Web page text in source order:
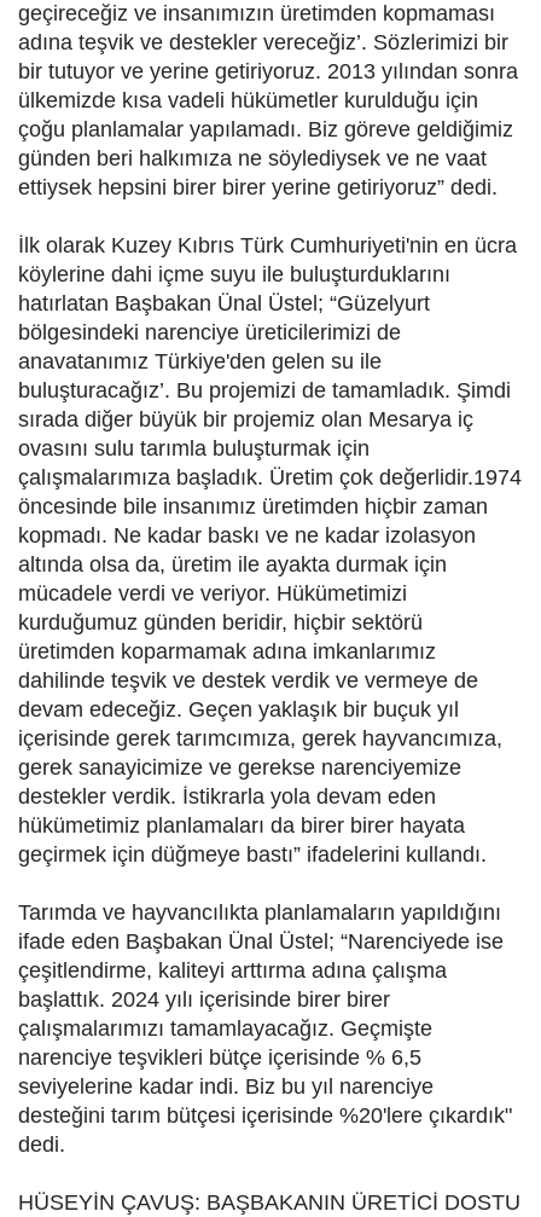
geçireceğiz ve insanımızın üretimden kopmaması
adına teşvik ve destekler vereceğiz’. Sözlerimizi bir
bir tutuyor ve yerine getiriyoruz. 2013 yılından sonra
ülkemizde kısa vadeli hükümetler kurulduğu için
çoğu planlamalar yapılamadı. Biz göreve geldiğimiz
günden beri halkımıza ne söylediysek ve ne vaat
ettiysek hepsini birer birer yerine getiriyoruz” dedi.
İlk olarak Kuzey Kıbrıs Türk Cumhuriyeti'nin en ücra
köylerine dahi içme suyu ile buluşturduklarını
hatırlatan Başbakan Ünal Üstel; “Güzelyurt
bölgesindeki narenciye üreticilerimizi de
anavatanımız Türkiye'den gelen su ile
buluşturacağız’. Bu projemizi de tamamladık. Şimdi
sırada diğer büyük bir projemiz olan Mesarya iç
ovasını sulu tarımla buluşturmak için
çalışmalarımıza başladık. Üretim çok değerlidir.1974
öncesinde bile insanımız üretimden hiçbir zaman
kopmadı. Ne kadar baskı ve ne kadar izolasyon
altında olsa da, üretim ile ayakta durmak için
mücadele verdi ve veriyor. Hükümetimizi
kurduğumuz günden beridir, hiçbir sektörü
üretimden koparmamak adına imkanlarımız
dahilinde teşvik ve destek verdik ve vermeye de
devam edeceğiz. Geçen yaklaşık bir buçuk yıl
içerisinde gerek tarımcımıza, gerek hayvancımıza,
gerek sanayicimize ve gerekse narenciyemize
destekler verdik. İstikrarla yola devam eden
hükümetimiz planlamaları da birer birer hayata
geçirmek için düğmeye bastı” ifadelerini kullandı.
Tarımda ve hayvancılıkta planlamaların yapıldığını
ifade eden Başbakan Ünal Üstel; “Narenciyede ise
çeşitlendirme, kaliteyi arttırma adına çalışma
başlattık. 2024 yılı içerisinde birer birer
çalışmalarımızı tamamlayacağız. Geçmişte
narenciye teşvikleri bütçe içerisinde % 6,5
seviyelerine kadar indi. Biz bu yıl narenciye
desteğini tarım bütçesi içerisinde %20'lere çıkardık"
dedi.
HÜSEYİN ÇAVUŞ: BAŞBAKANIN ÜRETİCİ DOSTU